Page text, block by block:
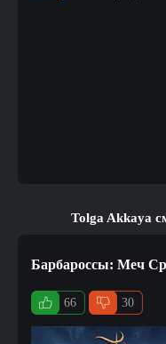
Tolga Akkaya
Барбароссы: Меч
66 30